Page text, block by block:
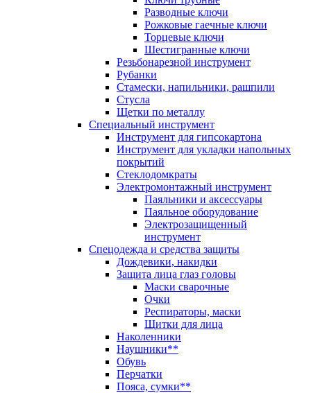
Разводные ключи
Рожковые гаечные ключи
Торцевые ключи
Шестигранные ключи
Резьбонарезной инструмент
Рубанки
Стамески, напильники, рашпили
Стусла
Щетки по металлу
Специальный инструмент
Инструмент для гипсокартона
Инструмент для укладки напольных
покрытий
Стеклодомкраты
Электромонтажный инструмент
Паяльники и аксессуары
Паяльное оборудование
Электрозащищенный
инструмент
Спецодежда и средства защиты
Дождевики, накидки
Защита лица глаз головы
Маски сварочные
Очки
Респираторы, маски
Щитки для лица
Наколенники
Наушники**
Обувь
Перчатки
Пояса, сумки**